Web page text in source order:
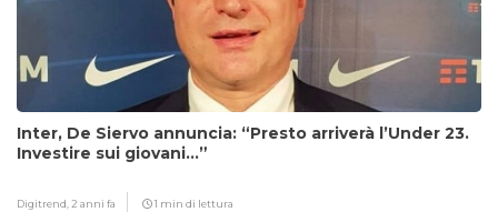
Inter, De Siervo annuncia: “Presto arriverà l’Under 23.
Investire sui giovani…”
Digitrend, 2 anni fa 1 min di lettura